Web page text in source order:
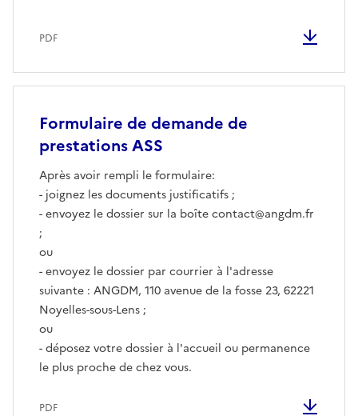
PDF
Formulaire de demande de
prestations ASS
Après avoir rempli le formulaire:
- joignez les documents justificatifs ;
- envoyez le dossier sur la boîte contact@angdm.fr
;
ou
- envoyez le dossier par courrier à l'adresse
suivante : ANGDM, 110 avenue de la fosse 23, 62221
Noyelles-sous-Lens ;
ou
- déposez votre dossier à l'accueil ou permanence
le plus proche de chez vous.
PDF